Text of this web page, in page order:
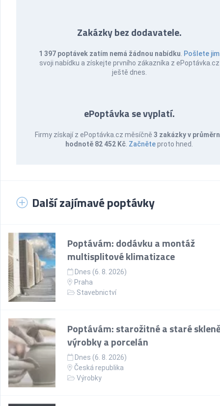
Zakázky bez dodavatele.
1 397 poptávek zatím nemá žádnou nabídku Pošlete jim
svoji nabídku a získejte prvního zákazníka z ePoptávka.cz
ještě dnes.
ePoptávka se vyplatí.
Firmy získají z ePoptávka.cz měsíčně 3 zakázky v
hodnotě 82 452 Kč Začněteproto hned.
Další zajímavé poptávky
Poptávám: dodávku a montáž
multisplitové klimatizace
Dnes (6. 8. 2026)
Praha
Stavebnictví
Poptávám: starožitné a staré
výrobky a porcelán
Dnes (6. 8. 2026)
Česká republika
Výrobky